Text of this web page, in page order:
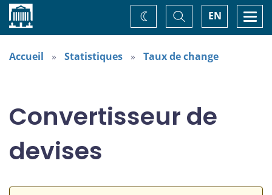
Accueil EN
Basculer
la
recherche
Changez
de
thème
Accueil Statistiques Taux de change
Convertisseur de
devises